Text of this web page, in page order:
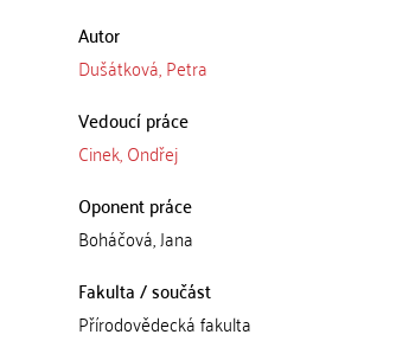
Autor
Dušátková, Petra
Vedoucí práce
Cinek, Ondřej
Oponent práce
Boháčová, Jana
Fakulta / součást
Přírodovědecká fakulta